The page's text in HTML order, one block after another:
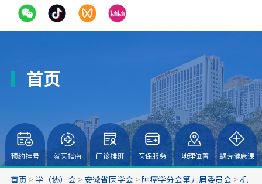
首页
预约挂号 就医指南 门诊排班 医保服务 地理位置 蜗壳健康课
首页 > 学（协）会> 安徽省医学会> 肿瘤学分会第九届委员会> 机